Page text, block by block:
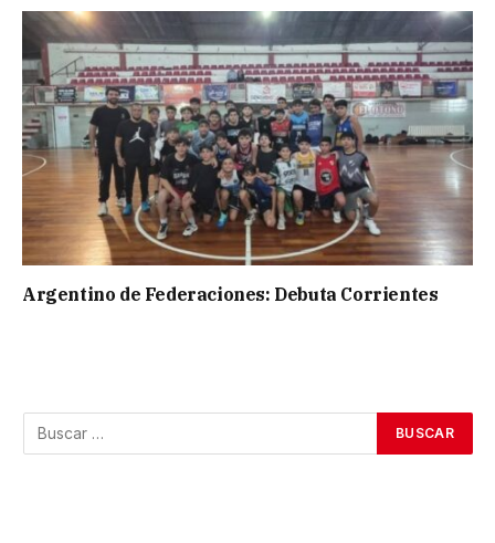
Argentino de Federaciones: Debuta Corrientes